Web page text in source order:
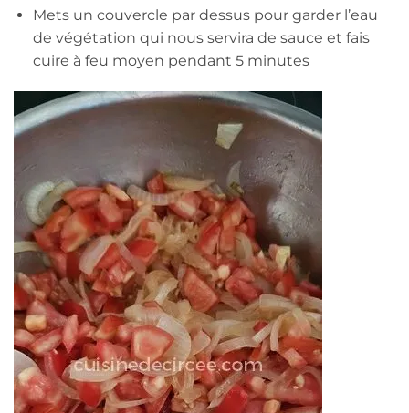
Mets un couvercle par dessus pour garder l’eau
de végétation qui nous servira de sauce et fais
cuire à feu moyen pendant 5 minutes